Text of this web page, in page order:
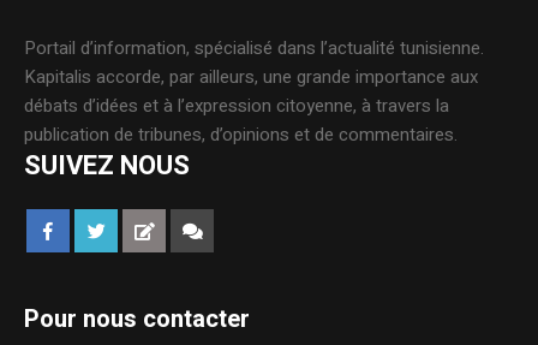
Portail d’information, spécialisé dans l’actualité tunisienne.
Kapitalis accorde, par ailleurs, une grande importance aux
débats d’idées et à l’expression citoyenne, à travers la
publication de tribunes, d’opinions et de commentaires.
SUIVEZ NOUS
Pour nous contacter